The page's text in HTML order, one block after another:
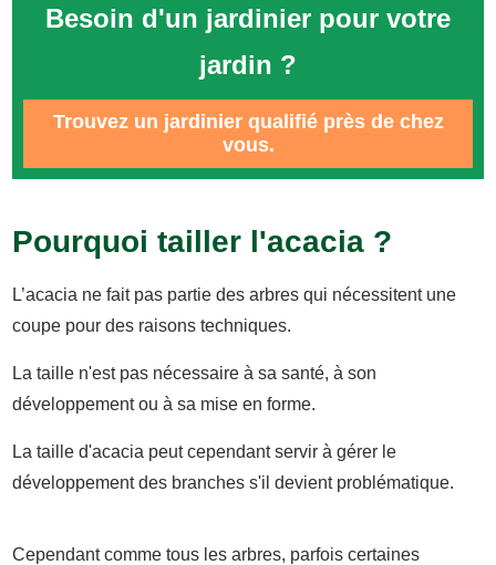
Besoin d'un jardinier pour votre
jardin ?
Trouvez un jardinier qualifié près de chez
vous.
Pourquoi tailler l'acacia ?
L’acacia ne fait pas partie des arbres qui nécessitent une
coupe pour des raisons techniques.
La taille n'est pas nécessaire à sa santé, à son
développement ou à sa mise en forme.
La taille d'acacia peut cependant servir à gérer le
développement des branches s'il devient problématique.
Cependant comme tous les arbres, parfois certaines